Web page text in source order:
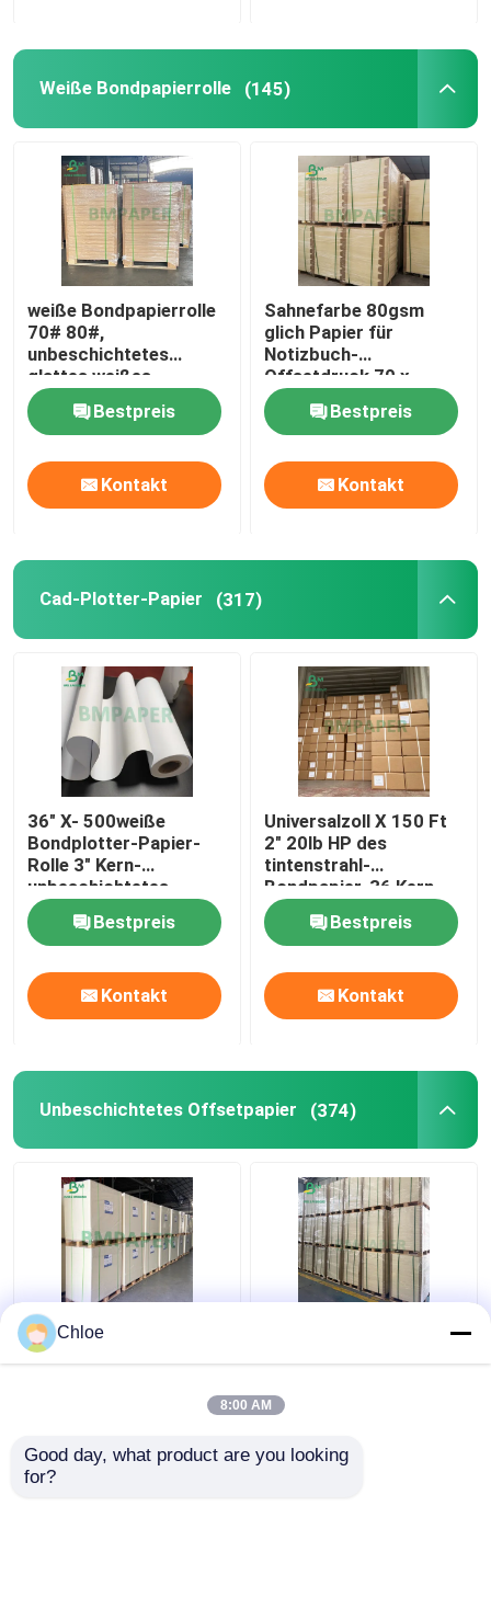
Weiße Bondpapierrolle (145)
weiße Bondpapierrolle
70# 80#,
unbeschichtetes
glattes weißes
Offsetdruck-Papier
Bestpreis
Kontakt
Sahnefarbe 80gsm
glich Papier für
Notizbuch-
Offsetdruck 70 x
100cm aus
Bestpreis
Kontakt
Cad-Plotter-Papier (317)
36" X- 500weiße
Bondplotter-Papier-
Rolle 3" Kern-
unbeschichtetes
glattes
Bestpreis
Kontakt
Universalzoll X 150 Ft
2" 20lb HP des
tintenstrahl-
Bondpapier-36 Kern-
Querformat
Bestpreis
Kontakt
Unbeschichtetes Offsetpapier (374)
Matt White Holzfrei
Unbeschichtet Paper-
Weißes Beermat-Brett,
Papier-0.7mm 1.2mm
1.5mm
Chloe
8:00 AM
Good day, what product are you looking
for?